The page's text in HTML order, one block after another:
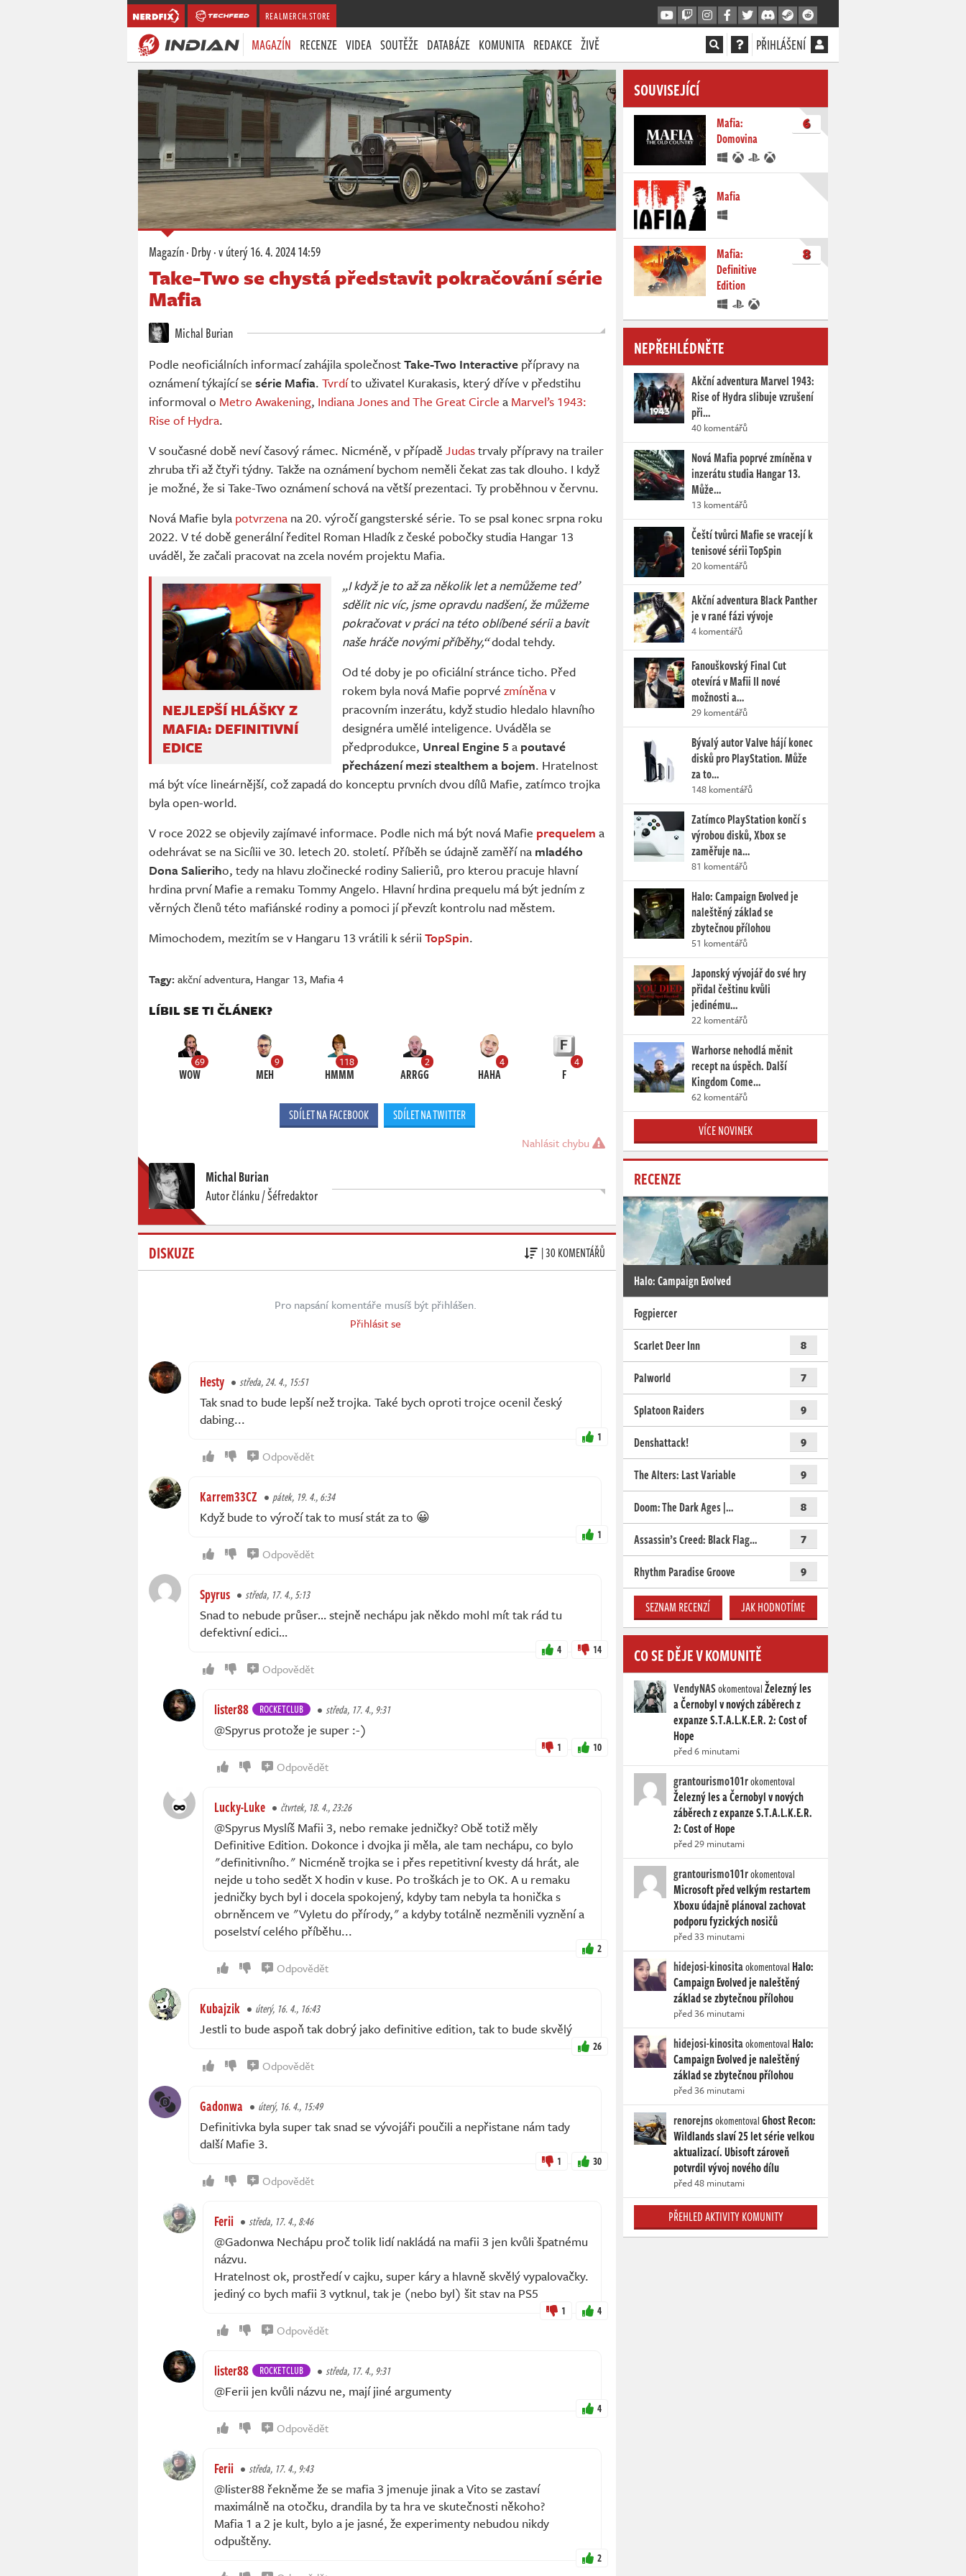
REALMERCH.STORE
MAGAZÍN RECENZE VIDEA SOUTĚŽE DATABÁZE KOMUNITA REDAKCE ŽIVĚ PŘIHLÁŠENÍ
Magazín·Drby·v úterý16. 4. 2024 14:59
Take-Two se chystá představit pokračování série
Mafia
Michal Burian
Podle neoficiálních informací zahájila společnostTake-Two Interactive přípravy na
oznámení týkající se série Mafia. Tvrdíto uživatel Kurakasis, který dříve v předstihu
informoval o Metro Awakening, Indiana Jones and The Great Circle a Marvel’s 1943:
Rise of Hydra.
V současné době neví časový rámec. Nicméně, v případě Judastrvaly přípravy na trailer
zhruba tři až čtyři týdny. Takže na oznámení bychom neměli čekat zas tak dlouho. I když
je možné, že si Take-Two oznámení schová na větší prezentaci. Ty proběhnou v červnu.
Nová Mafie byla potvrzena na 20. výročí gangsterské série. To se psal konec srpna roku
2022. V té době generální ředitel Roman Hladík z české pobočky studia Hangar 13
uváděl, že začali pracovat na zcela novém projektu Mafia.
NEJLEPŠÍ HLÁŠKY Z
MAFIA: DEFINITIVNÍ
EDICE
„I když je to až za několik let a nemůžeme teď
sdělit nic víc, jsme opravdu nadšení, že můžeme
pokračovat v práci na této oblíbené sérii a bavit
naše hráče novými příběhy,“dodal tehdy.
Od té doby je po oficiální stránce ticho. Před
rokem byla nová Mafie poprvé zmíněnav
pracovním inzerátu, když studio hledalo hlavního
designéra umělé inteligence. Uváděla se
předprodukce, Unreal Engine 5 a poutavé
přecházení mezi stealthem a bojem. Hratelnost
má být více lineárnější, což zapadá do konceptu prvních dvou dílů Mafie, zatímco trojka
byla open-world.
V roce 2022 se objevily zajímavé informace. Podle nich má být nová Mafie prequelem a
odehrávat se na Sicílii ve 30. letech 20. století. Příběh se údajně zaměří na mladého
Dona Salieriho, tedy na hlavu zločinecké rodiny Salieriů, pro kterou pracuje hlavní
hrdina první Mafie a remaku Tommy Angelo. Hlavní hrdina prequelu má být jedním z
věrných členů této mafiánské rodiny a pomoci jí převzít kontrolu nad městem.
Mimochodem, mezitím se v Hangaru 13 vrátili k sérii TopSpin.
Tagy:akční adventura, Hangar 13, Mafia 4
LÍBIL SE TI ČLÁNEK?
69
WOW
9
MEH
118
HMMM
2
ARRGG
4
HAHA
4
F
SDÍLET NA FACEBOOK SDÍLET NA TWITTER
Nahlásit chybu
Michal Burian
Autor článku / Šéfredaktor
DISKUZE | 30 KOMENTÁŘŮ
Pro napsání komentáře musíš být přihlášen.
Přihlásit se
Hesty středa, 24. 4., 15:51
Tak snad to bude lepší než trojka. Také bych oproti trojce ocenil český
dabing...
1
Odpovědět
Karrem33CZ pátek, 19. 4., 6:34
Když bude to výročí tak to musí stát za to 😀
1
Odpovědět
Spyrus středa, 17. 4., 5:13
Snad to nebude průser… stejně nechápu jak někdo mohl mít tak rád tu
defektivní edici…
4 14
Odpovědět
lister88 ROCKETCLUB středa, 17. 4., 9:31
@Spyrus protože je super :-)
1 10
Odpovědět
Lucky-Luke čtvrtek, 18. 4., 23:26
@Spyrus Myslíš Mafii 3, nebo remake jedničky? Obě totiž měly
Definitive Edition. Dokonce i dvojka ji měla, ale tam nechápu, co bylo
"definitivního." Nicméně trojka se i přes repetitivní kvesty dá hrát, ale
nejde u toho sedět X hodin v kuse. Po troškách je to OK. A u remaku
jedničky bych byl i docela spokojený, kdyby tam nebyla ta honička s
obrněncem ve "Vyletu do přírody," a kdyby totálně nezměnili vyznění a
poselství celého příběhu...
2
Odpovědět
Kubajzik úterý, 16. 4., 16:43
Jestli to bude aspoň tak dobrý jako definitive edition, tak to bude skvělý
26
Odpovědět
Gadonwa úterý, 16. 4., 15:49
Definitivka byla super tak snad se vývojáři poučili a nepřistane nám tady
další Mafie 3.
1 30
Odpovědět
Ferii středa, 17. 4., 8:46
@Gadonwa Nechápu proč tolik lidí nakládá na mafii 3 jen kvůli špatnému
názvu.
Hratelnost ok, prostředí v cajku, super káry a hlavně skvělý vypalovačky.
jediný co bych mafii 3 vytknul, tak je (nebo byl) šit stav na PS5
1 4
Odpovědět
lister88 ROCKETCLUB středa, 17. 4., 9:31
@Ferii jen kvůli názvu ne, mají jiné argumenty
4
Odpovědět
Ferii středa, 17. 4., 9:43
@lister88 řekněme že se mafia 3 jmenuje jinak a Vito se zastaví
maximálně na otočku, drandila by ta hra ve skutečnosti někoho?
Mafia 1 a 2 je kult, bylo a je jasné, že experimenty nebudou nikdy
odpuštěny.
2
SOUVISEJÍCÍ
Mafia:
Domovina
6
Mafia
Mafia:
Definitive
Edition
8
NEPŘEHLÉDNĚTE
Akční adventura Marvel 1943:
Rise of Hydra slibuje vzrušení
při…
40 komentářů
Nová Mafia poprvé zmíněna v
inzerátu studia Hangar 13.
Může…
13 komentářů
Čeští tvůrci Mafie se vracejí k
tenisové sérii TopSpin
20 komentářů
Akční adventura Black Panther
je v rané fázi vývoje
4 komentářů
Fanouškovský Final Cut
otevírá v Mafii II nové
možnosti a…
29 komentářů
Bývalý autor Valve hájí konec
disků pro PlayStation. Může
za to…
148 komentářů
Zatímco PlayStation končí s
výrobou disků, Xbox se
zaměřuje na…
81 komentářů
Halo: Campaign Evolved je
naleštěný základ se
zbytečnou přílohou
51 komentářů
Japonský vývojář do své hry
přidal češtinu kvůli
jedinému…
22 komentářů
Warhorse nehodlá měnit
recept na úspěch. Další
Kingdom Come…
62 komentářů
VÍCE NOVINEK
RECENZE
Halo: Campaign Evolved
Fogpiercer
Scarlet Deer Inn
8
Palworld 7
Splatoon Raiders 9
Denshattack! 9
The Alters: Last Variable 9
Doom: The Dark Ages |… 8
Assassin’s Creed: Black Flag… 7
Rhythm Paradise Groove 9
SEZNAM RECENZÍ JAK HODNOTÍME
CO SE DĚJE V KOMUNITĚ
VendyNASokomentovalŽelezný les
a Černobyl v nových záběrech z
expanze S.T.A.L.K.E.R. 2: Cost of
Hope
před 6 minutami
grantourismo101rokomentoval
Železný les a Černobyl v nových
záběrech z expanze S.T.A.L.K.E.R.
2: Cost of Hope
před 29 minutami
grantourismo101rokomentoval
Microsoft před velkým restartem
Xboxu údajně plánoval zachovat
podporu fyzických nosičů
před 33 minutami
hidejosi-kinositaokomentoval Halo:
Campaign Evolved je naleštěný
základ se zbytečnou přílohou
před 36 minutami
hidejosi-kinositaokomentoval Halo:
Campaign Evolved je naleštěný
základ se zbytečnou přílohou
před 36 minutami
renorejnsokomentovalGhost Recon:
Wildlands slaví 25 let série velkou
aktualizací. Ubisoft zároveň
potvrdil vývoj nového dílu
před 48 minutami
PŘEHLED AKTIVITY KOMUNITY